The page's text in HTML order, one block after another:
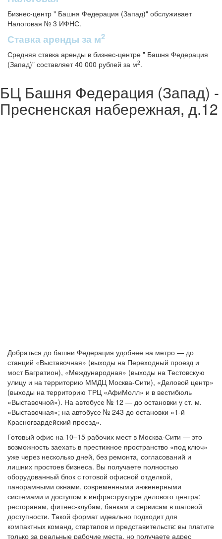
Бизнес-центр " Башня Федерация (Запад)" обслуживает
Налоговая № 3 ИФНС.
Ставка аренды за м2
Средняя ставка аренды в бизнес-центре " Башня Федерация
(Запад)" составляет 40 000 рублей за м2.
БЦ Башня Федерация (Запад) -
Пресненская набережная, д.12
Добраться до башни Федерация удобнее на метро — до
станций «Выставочная» (выходы на Переходный проезд и
мост Багратион), «Международная» (выходы на Тестовскую
улицу и на территорию ММДЦ Москва-Сити), «Деловой центр»
(выходы на территорию ТРЦ «АфиМолл» и в вестибюль
«Выставочной»). На автобусе № 12 — до остановки у ст. м.
«Выставочная»; на автобусе № 243 до остановки «1-й
Красногвардейский проезд».
Готовый офис на 10–15 рабочих мест в Москва‑Сити — это
возможность заехать в престижное пространство «под ключ»
уже через несколько дней, без ремонта, согласований и
лишних простоев бизнеса. Вы получаете полностью
оборудованный блок с готовой офисной отделкой,
панорамными окнами, современными инженерными
системами и доступом к инфраструктуре делового центра:
ресторанам, фитнес‑клубам, банкам и сервисам в шаговой
доступности. Такой формат идеально подходит для
компактных команд, стартапов и представительств: вы платите
только за реальные рабочие места, но получаете адрес